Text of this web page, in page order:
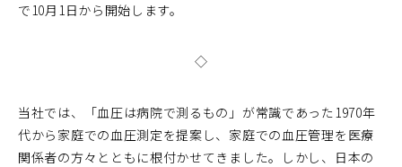
で10月1日から開始します。
◇
当社では、「血圧は病院で測るもの」が常識であった1970年
代から家庭での血圧測定を提案し、家庭での血圧管理を医療
関係者の方々とともに根付かせてきました。しかし、日本の